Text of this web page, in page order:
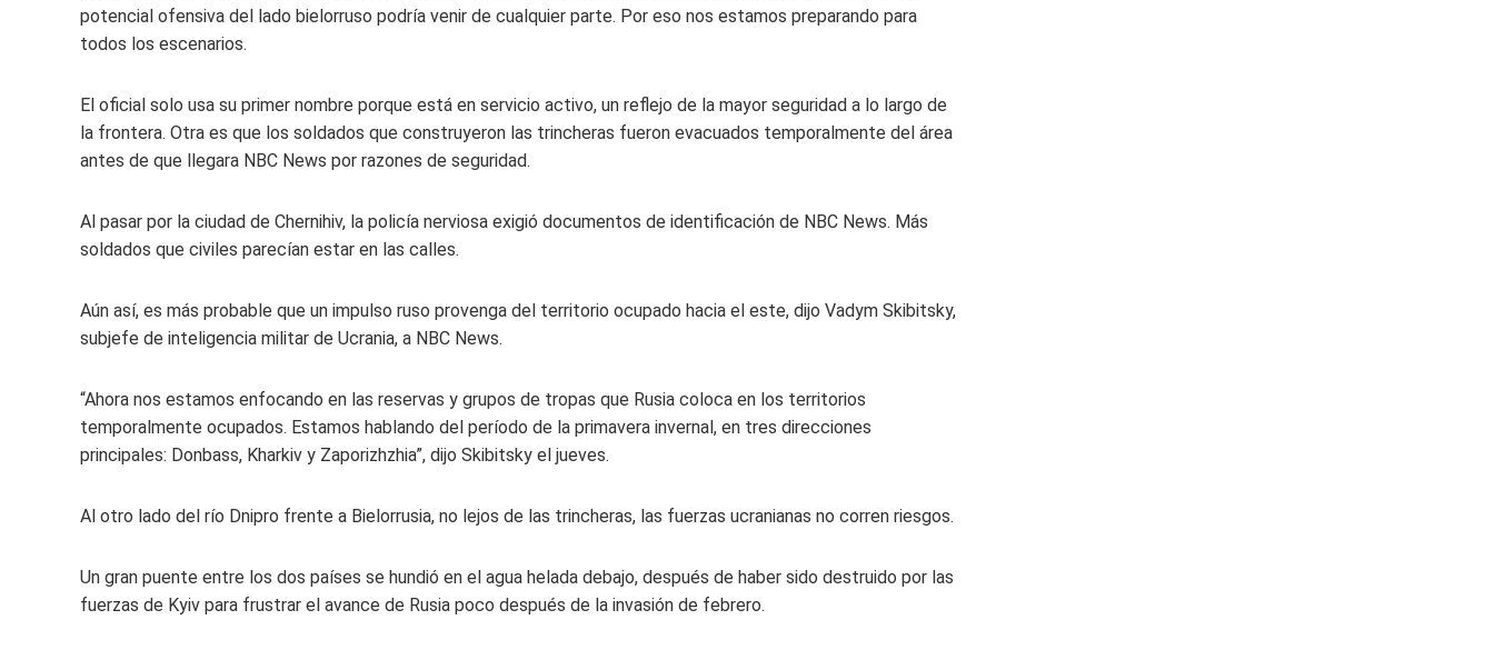
potencial ofensiva del lado bielorruso podría venir de cualquier parte. Por eso nos estamos preparando para
todos los escenarios.
El oficial solo usa su primer nombre porque está en servicio activo, un reflejo de la mayor seguridad a lo largo de
la frontera. Otra es que los soldados que construyeron las trincheras fueron evacuados temporalmente del área
antes de que llegara NBC News por razones de seguridad.
Al pasar por la ciudad de Chernihiv, la policía nerviosa exigió documentos de identificación de NBC News. Más
soldados que civiles parecían estar en las calles.
Aún así, es más probable que un impulso ruso provenga del territorio ocupado hacia el este, dijo Vadym Skibitsky,
subjefe de inteligencia militar de Ucrania, a NBC News.
“Ahora nos estamos enfocando en las reservas y grupos de tropas que Rusia coloca en los territorios
temporalmente ocupados. Estamos hablando del período de la primavera invernal, en tres direcciones
principales: Donbass, Kharkiv y Zaporizhzhia”, dijo Skibitsky el jueves.
Al otro lado del río Dnipro frente a Bielorrusia, no lejos de las trincheras, las fuerzas ucranianas no corren riesgos.
Un gran puente entre los dos países se hundió en el agua helada debajo, después de haber sido destruido por las
fuerzas de Kyiv para frustrar el avance de Rusia poco después de la invasión de febrero.